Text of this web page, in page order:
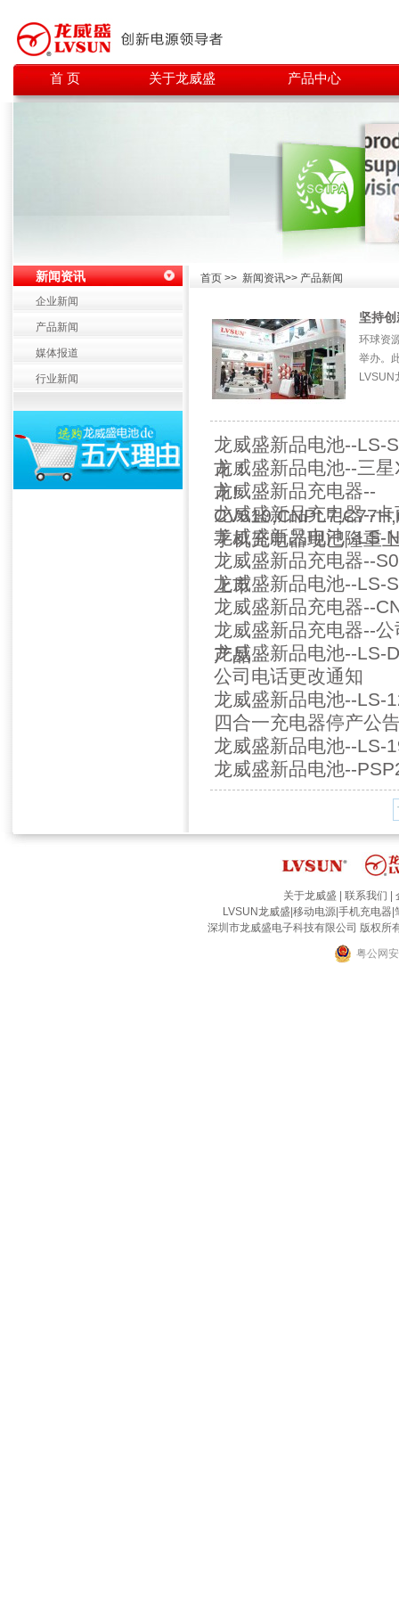
首 页 关于龙威盛 产品中心
新闻资讯
企业新闻
产品新闻
媒体报道
行业新闻
首页 >> 新闻资讯>> 产品新闻
坚持
环球资
举办。
LVSUN
龙威盛新品电池--LS-
市！
龙威盛新品电池--三
市!
龙威盛新品充电器--
龙威盛新品充电器--
手机充电器现已隆重
龙威盛新品电池--LS-
龙威盛新品充电器--
上市
龙威盛新品电池--LS-
龙威盛新品充电器--
龙威盛新品充电器--
产品
龙威盛新品电池--LS-
公司电话更改通知
龙威盛新品电池--LS-
四合一充电器停产公
龙威盛新品电池--LS-
龙威盛新品电池--
关于龙威盛 联系我们
LVSUN龙威盛 移动电源 手机充电器
深圳市龙威盛电子科技有限公司 版权
粤公网